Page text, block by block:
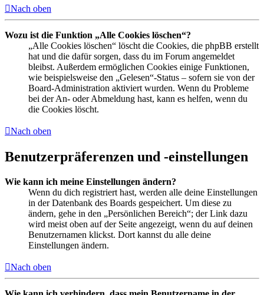
Nach oben
Wozu ist die Funktion „Alle Cookies löschen“?
„Alle Cookies löschen“ löscht die Cookies, die phpBB erstellt
hat und die dafür sorgen, dass du im Forum angemeldet
bleibst. Außerdem ermöglichen Cookies einige Funktionen,
wie beispielsweise den „Gelesen“-Status – sofern sie von der
Board-Administration aktiviert wurden. Wenn du Probleme
bei der An- oder Abmeldung hast, kann es helfen, wenn du
die Cookies löscht.
Nach oben
Benutzerpräferenzen und -einstellungen
Wie kann ich meine Einstellungen ändern?
Wenn du dich registriert hast, werden alle deine Einstellungen
in der Datenbank des Boards gespeichert. Um diese zu
ändern, gehe in den „Persönlichen Bereich“; der Link dazu
wird meist oben auf der Seite angezeigt, wenn du auf deinen
Benutzernamen klickst. Dort kannst du alle deine
Einstellungen ändern.
Nach oben